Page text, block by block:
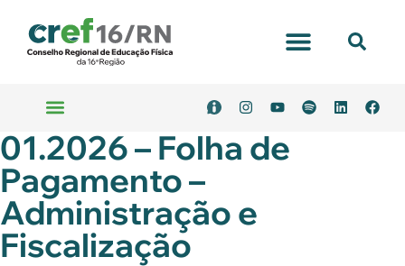
01.2026 – Folha de
Pagamento –
Administração e
Fiscalização